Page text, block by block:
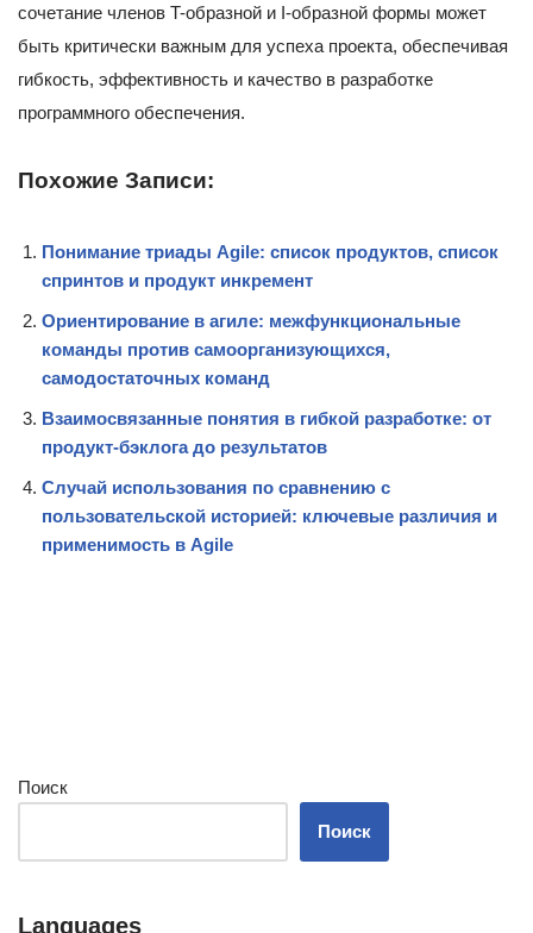
сочетание членов T-образной и I-образной формы может
быть критически важным для успеха проекта, обеспечивая
гибкость, эффективность и качество в разработке
программного обеспечения.
Похожие Записи:
Понимание триады Agile: список продуктов, список
спринтов и продукт инкремент
Ориентирование в агиле: межфункциональные
команды против самоорганизующихся,
самодостаточных команд
Взаимосвязанные понятия в гибкой разработке: от
продукт-бэклога до результатов
Случай использования по сравнению с
пользовательской историей: ключевые различия и
применимость в Agile
Поиск
Поиск
Languages